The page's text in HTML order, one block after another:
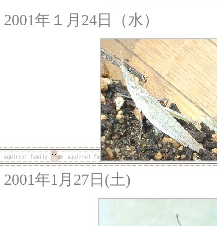
2001年１月24日（水）
2001年1月27日(土)